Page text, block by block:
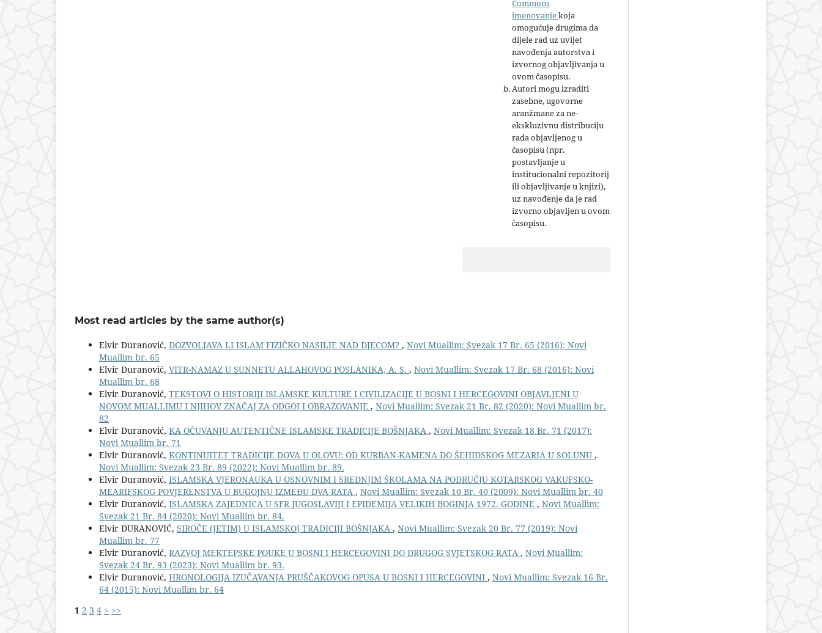
Commons
imenovanjekoja
omogućuje drugima da
dijele rad uz uvijet
navođenja autorstva i
izvornog objavljivanja u
ovom časopisu.
Autori mogu izraditi
zasebne, ugovorne
aranžmane za ne-
ekskluzivnu distribuciju
rada objavljenog u
časopisu (npr.
postavljanje u
institucionalni repozitorij
ili objavljivanje u knjizi),
uz navođenje da je rad
izvorno objavljen u ovom
časopisu.
Most read articles by the same author(s)
Elvir Duranović, DOZVOLJAVA LI ISLAM FIZIČKO NASILJE NAD DJECOM? , Novi Muallim: Svezak 17 Br. 65 (2016): Novi
Muallim br. 65
Elvir Duranović, VITR-NAMAZ U SUNNETU ALLAHOVOG POSLANIKA, A. S. , Novi Muallim: Svezak 17 Br. 68 (2016): Novi
Muallim br. 68
Elvir Duranović, TEKSTOVI O HISTORIJI ISLAMSKE KULTURE I CIVILIZACIJE U BOSNI I HERCEGOVINI OBJAVLJENI U
NOVOM MUALLIMU I NJIHOV ZNAČAJ ZA ODGOJ I OBRAZOVANJE , Novi Muallim: Svezak 21 Br. 82 (2020): Novi Muallim br.
82
Elvir Duranović, KA OČUVANJU AUTENTIČNE ISLAMSKE TRADICIJE BOŠNJAKA , Novi Muallim: Svezak 18 Br. 71 (2017):
Novi Muallim br. 71
Elvir Duranović, KONTINUITET TRADICIJE DOVA U OLOVU: OD KURBAN-KAMENA DO ŠEHIDSKOG MEZARJA U SOLUNU ,
Novi Muallim: Svezak 23 Br. 89 (2022): Novi Muallim br. 89.
Elvir Duranović, ISLAMSKA VJERONAUKA U OSNOVNIM I SREDNJIM ŠKOLAMA NA PODRUČJU KOTARSKOG VAKUFSKO-
MEARIFSKOG POVJERENSTVA U BUGOJNU IZMEĐU DVA RATA , Novi Muallim: Svezak 10 Br. 40 (2009): Novi Muallim br. 40
Elvir Duranović, ISLAMSKA ZAJEDNICA U SFR JUGOSLAVIJI I EPIDEMIJA VELIKIH BOGINJA 1972. GODINE , Novi Muallim:
Svezak 21 Br. 84 (2020): Novi Muallim br. 84.
Elvir DURANOVIĆ, SIROČE (JETIM) U ISLAMSKOJ TRADICIJI BOŠNJAKA , Novi Muallim: Svezak 20 Br. 77 (2019): Novi
Muallim br. 77
Elvir Duranović, RAZVOJ MEKTEPSKE POUKE U BOSNI I HERCEGOVINI DO DRUGOG SVJETSKOG RATA , Novi Muallim:
Svezak 24 Br. 93 (2023): Novi Muallim br. 93.
Elvir Duranović, HRONOLOGIJA IZUČAVANJA PRUŠČAKOVOG OPUSA U BOSNI I HERCEGOVINI , Novi Muallim: Svezak 16 Br.
64 (2015): Novi Muallim br. 64
1 2 3 4 > >>